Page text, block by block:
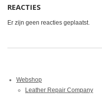
REACTIES
Er zijn geen reacties geplaatst.
Webshop
Leather Repair Company